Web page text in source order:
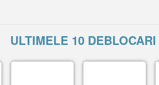
ULTIMELE 10 DEBLOCARI